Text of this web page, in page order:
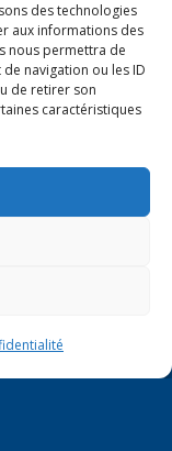
des technologies
aux informations des
nous permettra de
navigation ou les ID
de retirer son
caractéristiques